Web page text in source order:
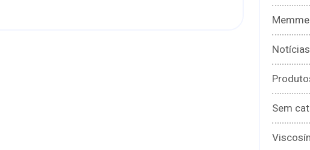
Notícias
Sem